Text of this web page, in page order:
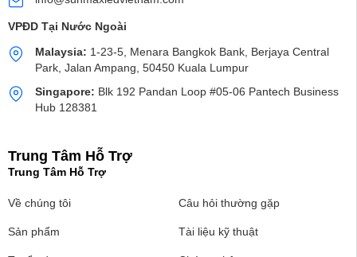
VPĐD Tại Nước Ngoài
Malaysia: 1-23-5, Menara Bangkok Bank, Berjaya Central
Park, Jalan Ampang, 50450 Kuala Lumpur
Singapore: Blk 192 Pandan Loop #05-06 Pantech Business
Hub 128381
Trung Tâm Hỗ Trợ
Trung Tâm Hỗ Trợ
Về chúng tôi
Sản phẩm
Câu hỏi thường gặp
Tài liệu kỹ thuật